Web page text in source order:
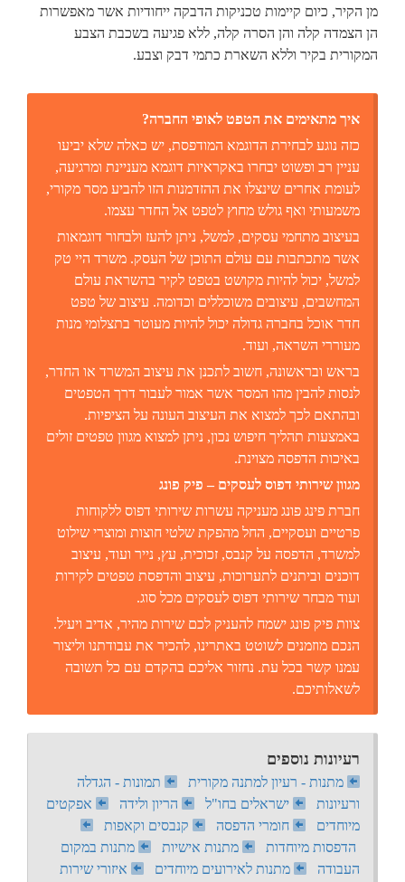
מן הקיר, כיום קיימות טכניקות הדבקה ייחודיות אשר מאפשרות
הן הצמדה קלה והן הסרה קלה, ללא פגיעה בשכבת הצבע
המקורית בקיר וללא השארת כתמי דבק וצבע.
איך מתאימים את הטפט לאופי החברה?
כזה נוגע לבחירת הדוגמא המודפסת, יש כאלה שלא יביעו
עניין רב ופשוט יבחרו באקראיות דוגמא מעניינת ומרגיעה,
לעומת אחרים שינצלו את ההזדמנות הזו להביע מסר מקורי,
משמעותי ואף גולש מחוץ לטפט אל החדר עצמו.
בעיצוב מתחמי עסקים, למשל, ניתן להעז ולבחור דוגמאות
אשר מתכתבות עם עולם התוכן של העסק. משרד היי טק
למשל, יכול להיות מקושט בטפט לקיר בהשראת עולם
המחשבים, עיצובים משוכללים וכדומה. עיצוב של טפט
חדר אוכל בחברה גדולה יכול להיות מעוטר בתצלומי מנות
מעוררי השראה, ועוד.
בראש ובראשונה, חשוב לתכנן את עיצוב המשרד או החדר,
לנסות להבין מהו המסר אשר אמור לעבור דרך הטפטים
ובהתאם לכך למצוא את העיצוב העונה על הציפיות.
באמצעות תהליך חיפוש נכון, ניתן למצוא מגוון טפטים זולים
באיכות הדפסה מצוינת.
מגוון שירותי דפוס לעסקים – פיק פונג
חברת פינג פונג מעניקה עשרות שירותי דפוס ללקוחות
פרטיים ועסקיים, החל מהפקת שלטי חוצות ומוצרי שילוט
למשרד, הדפסה על קנבס, זכוכית, עץ, נייר ועוד, עיצוב
דוכנים וביתנים לתערוכות, עיצוב והדפסת טפטים לקירות
ועוד מבחר שירותי דפוס לעסקים מכל סוג.
צוות פיק פונג ישמח להעניק לכם שירות מהיר, אדיב ויעיל.
הנכם מוזמנים לשוטט באתרינו, להכיר את עבודתנו וליצור
עמנו קשר בכל עת. נחזור אליכם בהקדם עם כל תשובה
לשאלותיכם.
רעיונות נוספים
מתנות - רעיון למתנה מקורית
תמונות - הגדלה
ורעיונות
ישראלים בחו"ל הריון ולידה
אפקטים
מיוחדים
חומרי הדפסה
קנבסים וקאפות
הדפסות מיוחדות
מתנות אישיות
מתנות במקום
העבודה
מתנות לאירועים מיוחדים
איזורי שירות